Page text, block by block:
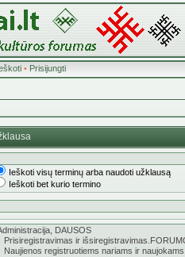
• Prisijungti
Ieškoti visų terminų arba naudoti užklausą
Ieškoti bet kurio termino